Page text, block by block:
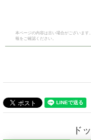
本ページの内容は古い場合がございま
報をご確認ください。
ド